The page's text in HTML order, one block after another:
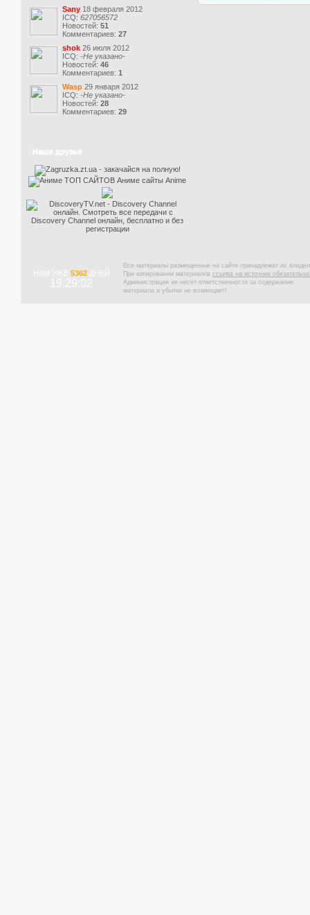
Sany 18 февраля 2012
ICQ: 627056572
Новостей: 51
Комментариев: 27
shok 26 июля 2012
ICQ: -Не указано-
Новостей: 46
Комментариев: 1
Wasp 29 января 2012
ICQ: -Не указано-
Новостей: 28
Комментариев: 29
Наши друзья
НАМ УЖЕ 5362ДНЕЙ
19:29:02
Все материалы размещенные на сайте принадлежат их
При копировании материалов ссылка на источник
Администрация не несет ответственности за содержание
материала и убытки не возмещает!